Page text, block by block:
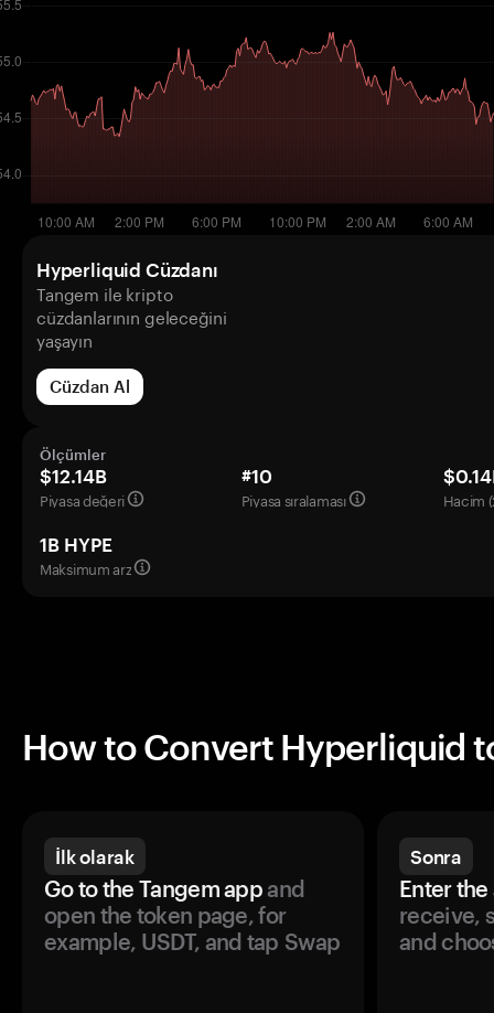
Hyperliquid Cüzdanı
Tangem ile kripto
cüzdanlarının geleceğini
yaşayın
Cüzdan Al
Ölçümler
$12.14B
Piyasa değeri
#10
Piyasa sıralaması
Hacim
1B HYPE
Maksimum arz
How to Convert Hyperliquid
İlk olarak
Go to the Tangem appand
open the token page, for
example, USDT, and tap Swap
Sonra
Enter the
receive,
and